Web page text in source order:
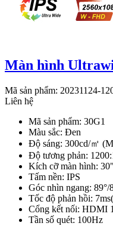
Màn hình
Mã sản phẩm: 20231124-
Liên hệ
Mã sản phẩm: 30G1
Màu sắc: Đen
Độ sáng: 300cd/㎡
Độ tương phản:
Kích cỡ màn hình: 30"
Tấm nền: IPS
Góc nhìn ngang:
Tốc độ phản hồi:
Cổng kết nối: HDMI
Tần số quét: 100Hz